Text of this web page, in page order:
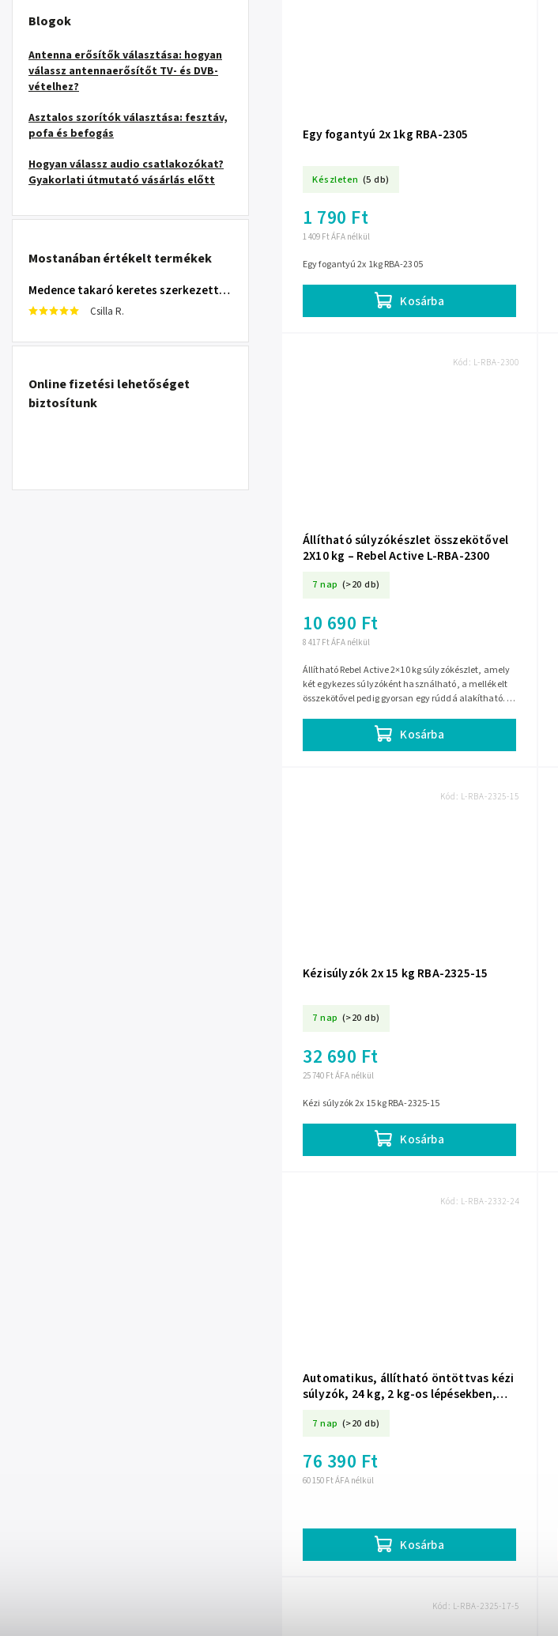
Blogok
Antenna erősítők választása: hogyan
válassz antennaerősítőt TV- és DVB-
vételhez?
Asztalos szorítók választása: fesztáv,
pofa és befogás
Hogyan válassz audio csatlakozókat?
Gyakorlati útmutató vásárlás előtt
Mostanában értékelt termékek
Medence takaró keretes szerkezettel 305 cm INTEX 28030
Csilla R.
Online fizetési lehetőséget
biztosítunk
Egy fogantyú 2x 1kg RBA-2305
Készleten (5 db)
1 409 Ft ÁFA nélkül
1 790 Ft
Kosárba
Egy fogantyú 2x 1kg RBA-2305
Állítható súlyzókészlet összekötővel
2X10 kg – Rebel Active L-RBA-2300
7 nap (>20 db)
8 417 Ft ÁFA nélkül
10 690 Ft
Kosárba
Állítható Rebel Active 2×10 kg súlyzókészlet, amely
két egykezes súlyzóként használható, a mellékelt
összekötővel pedig gyorsan egy rúddá alakítható. A
Kód: L-RBA-2300
Kézisúlyzók 2x 15 kg RBA-2325-15
7 nap (>20 db)
25 740 Ft ÁFA nélkül
32 690 Ft
Kosárba
Kézi súlyzók 2x 15 kg RBA-2325-15
Kód: L-RBA-2325-15
Automatikus, állítható öntöttvas kézi
súlyzók, 24 kg, 2 kg-os lépésekben,
7 nap (>20 db)
60 150 Ft ÁFA nélkül
76 390 Ft
Kosárba
Kód: L-RBA-2332-24
Kód: L-RBA-2325-17-5